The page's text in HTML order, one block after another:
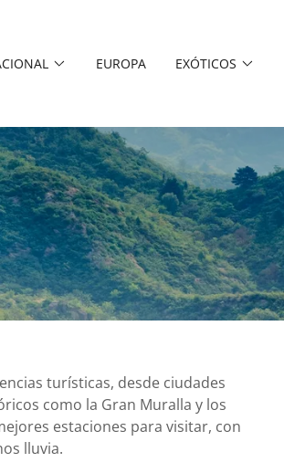
EUROPA EXÓTICOS
turísticas, desde ciudades
como la Gran Muralla y los
estaciones para visitar, con
lluvia.